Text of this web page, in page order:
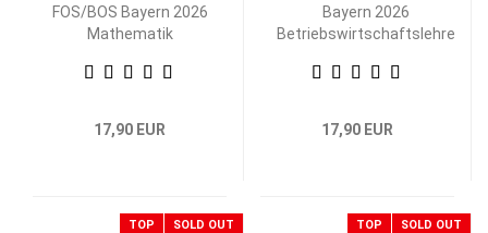
FOS/BOS Bayern 2026
Mathematik
Klasse
17,90 EUR
Bayern 2026
Betriebswirtschaftslehre
Klasse
17,90 EUR
TOP SOLD OUT TOP SOLD OUT